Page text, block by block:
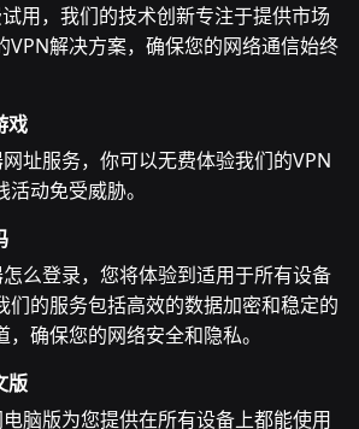
用，我们的技术创新专注于提供市场
VPN解决方案，确保您的网络通信始终
戏
址服务，你可以无费体验我们的VPN
动免受威胁。
么登录，您将体验到适用于所有设备
们的服务包括高效的数据加密和稳定的
确保您的网络安全和隐私。
版
脑版为您提供在所有设备上都能使用